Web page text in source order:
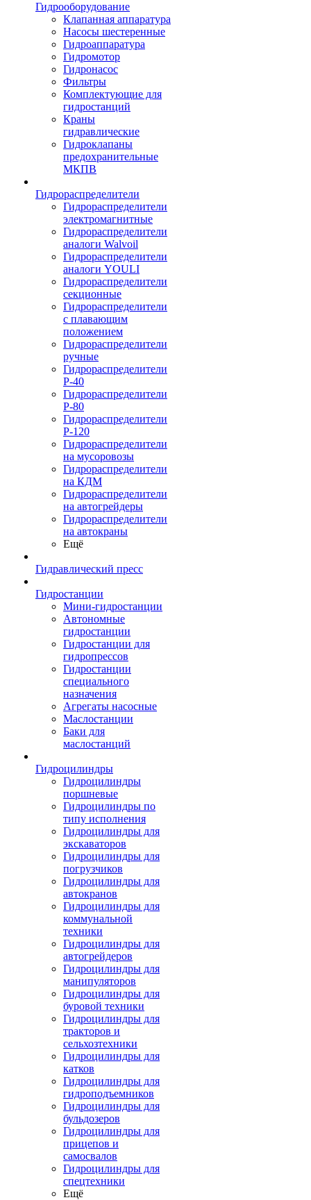
Гидрооборудование
Клапанная аппаратура
Насосы шестеренные
Гидроаппаратура
Гидромотор
Гидронасос
Фильтры
Комплектующие для
гидростанций
Краны
гидравлические
Гидроклапаны
предохранительные
МКПВ
Гидрораспределители
Гидрораспределители
электромагнитные
Гидрораспределители
аналоги Walvoil
Гидрораспределители
аналоги YOULI
Гидрораспределители
секционные
Гидрораспределители
с плавающим
положением
Гидрораспределители
ручные
Гидрораспределители
Р-40
Гидрораспределители
Р-80
Гидрораспределители
Р-120
Гидрораспределители
на мусоровозы
Гидрораспределители
на КДМ
Гидрораспределители
на автогрейдеры
Гидрораспределители
на автокраны
Ещё
Гидравлический пресс
Гидростанции
Мини-гидростанции
Автономные
гидростанции
Гидростанции для
гидропрессов
Гидростанции
специального
назначения
Агрегаты насосные
Маслостанции
Баки для
маслостанций
Гидроцилиндры
Гидроцилиндры
поршневые
Гидроцилиндры по
типу исполнения
Гидроцилиндры для
экскаваторов
Гидроцилиндры для
погрузчиков
Гидроцилиндры для
автокранов
Гидроцилиндры для
коммунальной
техники
Гидроцилиндры для
автогрейдеров
Гидроцилиндры для
манипуляторов
Гидроцилиндры для
буровой техники
Гидроцилиндры для
тракторов и
сельхозтехники
Гидроцилиндры для
катков
Гидроцилиндры для
гидроподъемников
Гидроцилиндры для
бульдозеров
Гидроцилиндры для
прицепов и
самосвалов
Гидроцилиндры для
спецтехники
Ещё